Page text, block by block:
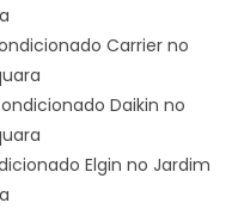
Carrier no
Daikin no
Elgin no Jardim